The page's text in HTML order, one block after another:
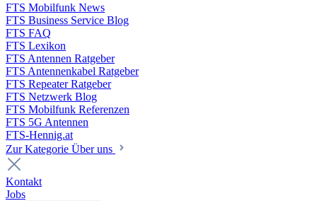
FTS Mobilfunk News
FTS Business Service Blog
FTS FAQ
FTS Lexikon
FTS Antennen Ratgeber
FTS Antennenkabel Ratgeber
FTS Repeater Ratgeber
FTS Netzwerk Blog
FTS Mobilfunk Referenzen
FTS 5G Antennen
FTS-Hennig.at
Zur Kategorie Über uns
Kontakt
Jobs